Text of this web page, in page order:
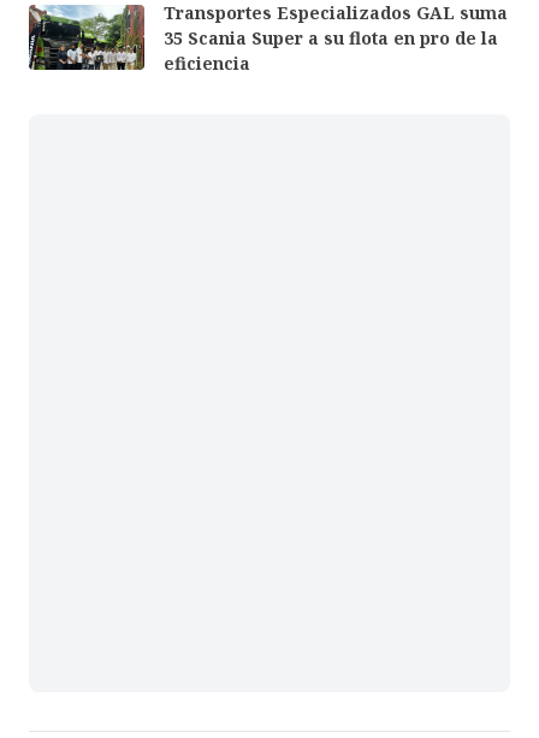
Transportes Especializados GAL suma
35 Scania Super a su flota en pro de la
eficiencia